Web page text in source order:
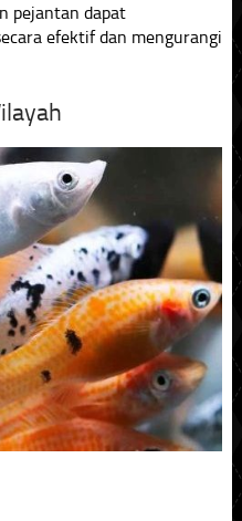
pejantan dapat
efektif dan mengurangi